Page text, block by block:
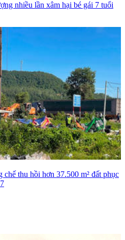
nhiều lần xâm hại bé gái 7 tuổi
thu hồi hơn 37.500 m² đất phục